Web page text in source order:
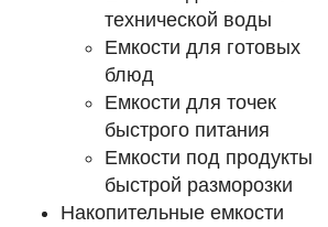
технической воды
Емкости для готовых
блюд
Емкости для точек
быстрого питания
Емкости под продукты
быстрой разморозки
Накопительные емкости